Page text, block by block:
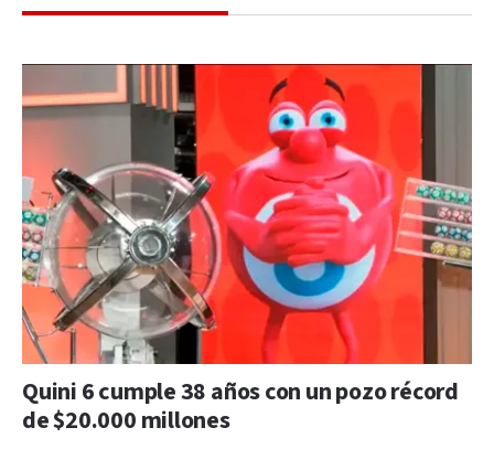
Quini 6 cumple 38 años con un pozo récord
de $20.000 millones